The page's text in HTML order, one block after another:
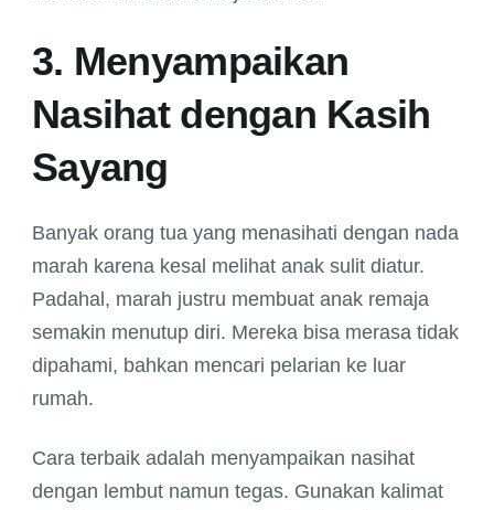
3. Menyampaikan
Nasihat dengan Kasih
Sayang
Banyak orang tua yang menasihati dengan nada
marah karena kesal melihat anak sulit diatur.
Padahal, marah justru membuat anak remaja
semakin menutup diri. Mereka bisa merasa tidak
dipahami, bahkan mencari pelarian ke luar
rumah.
Cara terbaik adalah menyampaikan nasihat
dengan lembut namun tegas. Gunakan kalimat